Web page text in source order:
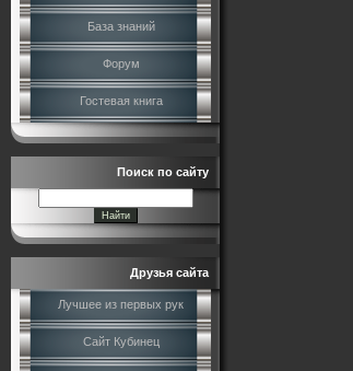
База знаний
Форум
Гостевая книга
Поиск по сайту
Друзья сайта
Лучшее из первых рук
Сайт Кубинец